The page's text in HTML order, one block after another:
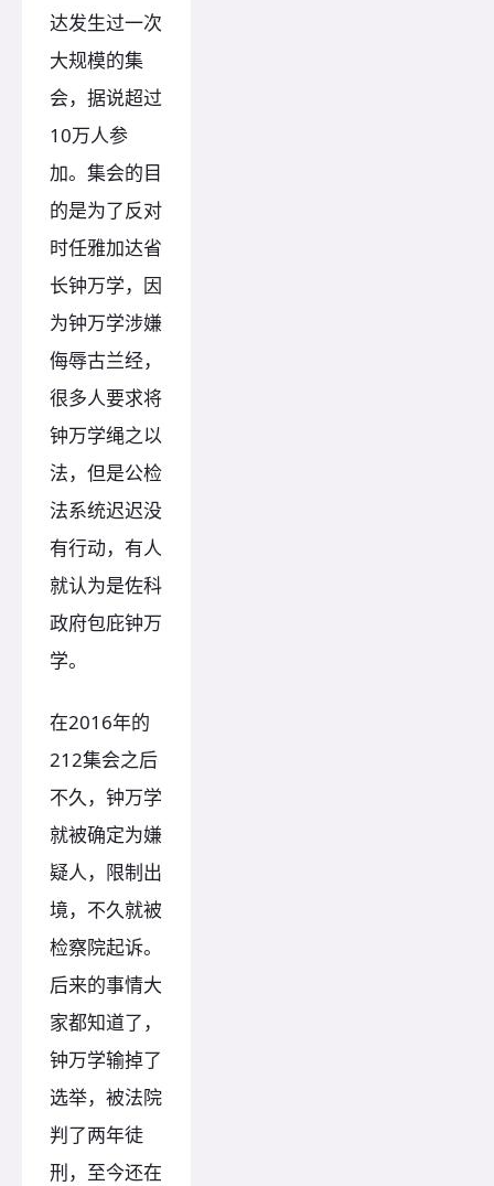
达发生过一次
大规模的集
会，据说超过
10万人参
加。集会的目
的是为了反对
时任雅加达省
长钟万学，因
为钟万学涉嫌
侮辱古兰经，
很多人要求将
钟万学绳之以
法，但是公检
法系统迟迟没
有行动，有人
就认为是佐科
政府包庇钟万
学。
在2016年的
212集会之后
不久，钟万学
就被确定为嫌
疑人，限制出
境，不久就被
检察院起诉。
后来的事情大
家都知道了，
钟万学输掉了
选举，被法院
判了两年徒
刑，至今还在